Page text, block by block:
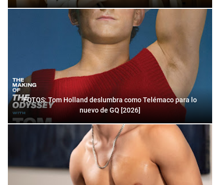
FOTOS: Tom Holland deslumbra como Telémaco para lo
nuevo de GQ [2026]